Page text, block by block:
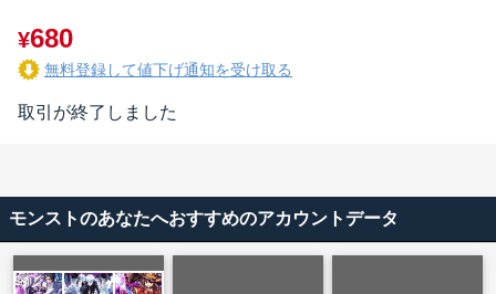
¥680
無料登録して値下げ通知を受け取る
取引が終了しました
モンストのあなたへおすすめのアカウントデータ